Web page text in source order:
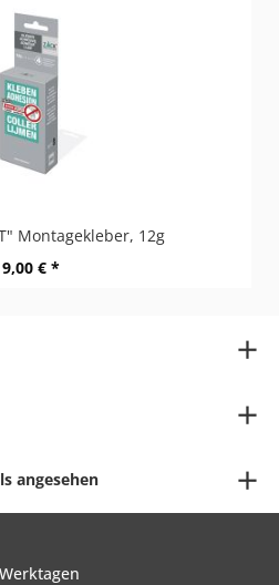
Montagekleber, 12g
9,00 € *
angesehen